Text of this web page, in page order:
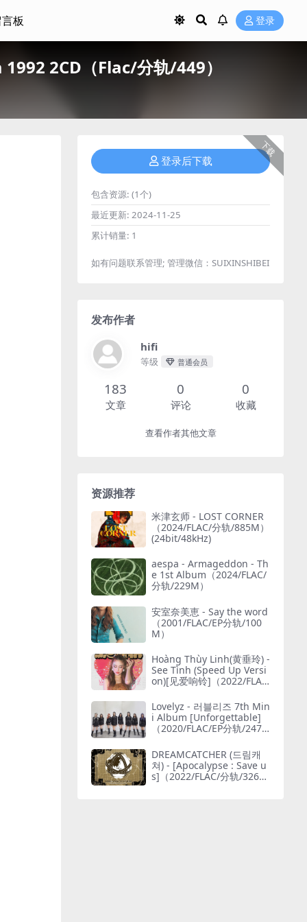
板 登录
2CD（Flac/分轨/449）
下载
登录后下载
包含资源: (1个)
最近更新: 2024-11-25
累计销量: 1
如有问题联系管理; 管理微信：SUIXINSHIBEI
发布作者
hifi
等级 普通会员
183
文章
0
评论
0
收藏
查看作者其他文章
资源推荐
米津玄师 - LOST CORNER
（2024/FLAC/分轨/885M）
(24bit/48kHz)
aespa - Armageddon - Th
e 1st Album（2024/FLAC/
分轨/229M）
安室奈美恵 - Say the word
（2001/FLAC/EP分轨/100
M）
Hoàng Thùy Linh(黄垂玲) -
See Tình (Speed Up Versi
on)[见爱响铃]（2022/FLA
A/24bit/48kHz)
Lovelyz - 러블리즈 7th Min
i Album [Unforgettable]
（2020/FLAC/EP分轨/247
DREAMCATCHER (드림캐
쳐) - [Apocalypse : Save u
s]（2022/FLAC/分轨/326